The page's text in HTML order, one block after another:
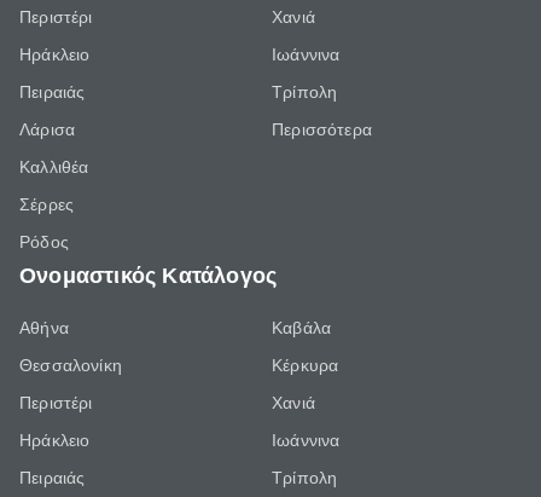
Περιστέρι
Ηράκλειο
Πειραιάς
Λάρισα
Καλλιθέα
Σέρρες
Ρόδος
Χανιά
Ιωάννινα
Τρίπολη
Περισσότερα
Ονομαστικός Κατάλογος
Αθήνα
Θεσσαλονίκη
Περιστέρι
Ηράκλειο
Πειραιάς
Καβάλα
Κέρκυρα
Χανιά
Ιωάννινα
Τρίπολη